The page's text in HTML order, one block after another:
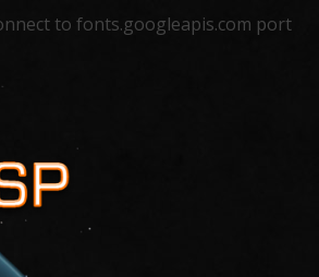
to fonts.googleapis.com port